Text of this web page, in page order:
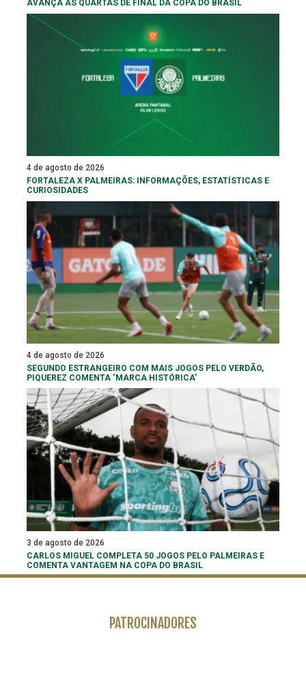
AVANÇA ÀS QUARTAS DE FINAL DA COPA DO BRASIL
4 de agosto de 2026
FORTALEZA X PALMEIRAS: INFORMAÇÕES, ESTATÍSTICAS E
CURIOSIDADES
4 de agosto de 2026
SEGUNDO ESTRANGEIRO COM MAIS JOGOS PELO VERDÃO,
PIQUEREZ COMENTA ‘MARCA HISTÓRICA’
3 de agosto de 2026
CARLOS MIGUEL COMPLETA 50 JOGOS PELO PALMEIRAS E
COMENTA VANTAGEM NA COPA DO BRASIL
PATROCINADORES